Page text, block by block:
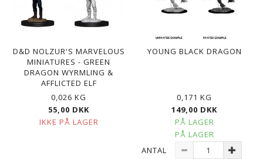
D&D NOLZUR'S MARVELOUS
MINIATURES - GREEN
DRAGON WYRMLING &
AFFLICTED ELF
0,026 KG
55,00 DKK
IKKE PÅ LAGER
YOUNG BLACK DRAGON
0,171 KG
149,00 DKK
PÅ LAGER
PÅ LAGER
ANTAL